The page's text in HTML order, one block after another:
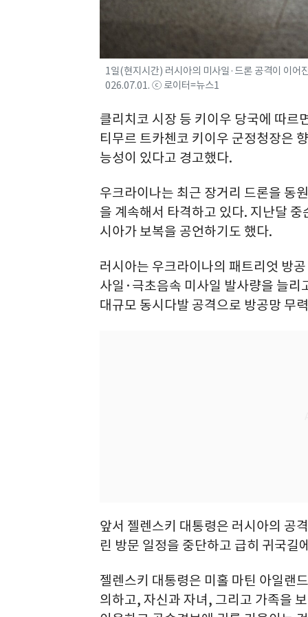
1일(현지시간) 러시아의 미사일·드론 공격이 이어
026.07.01. ⓒ 로이터=뉴스1
클리치코 시장 등 키이우 당국에 따르
티무르 트카첸코 키이우 군정청장은
능성이 있다고 경고했다.
우크라이나는 최근 장거리 드론을 동
을 계속해서 타격하고 있다. 지난달
시아가 보복을 공언하기도 했다.
러시아는 우크라이나의 패트리엇 방
사일·극초음속 미사일 발사량을 늘
대규모 동시다발 공격으로 방공망 무
앞서 젤렌스키 대통령은 러시아의 공
린 방문 일정을 중단하고 급히 귀국길
젤렌스키 대통령은 미홀 마틴 아일랜
의하고, 자신과 자녀, 그리고 가족을